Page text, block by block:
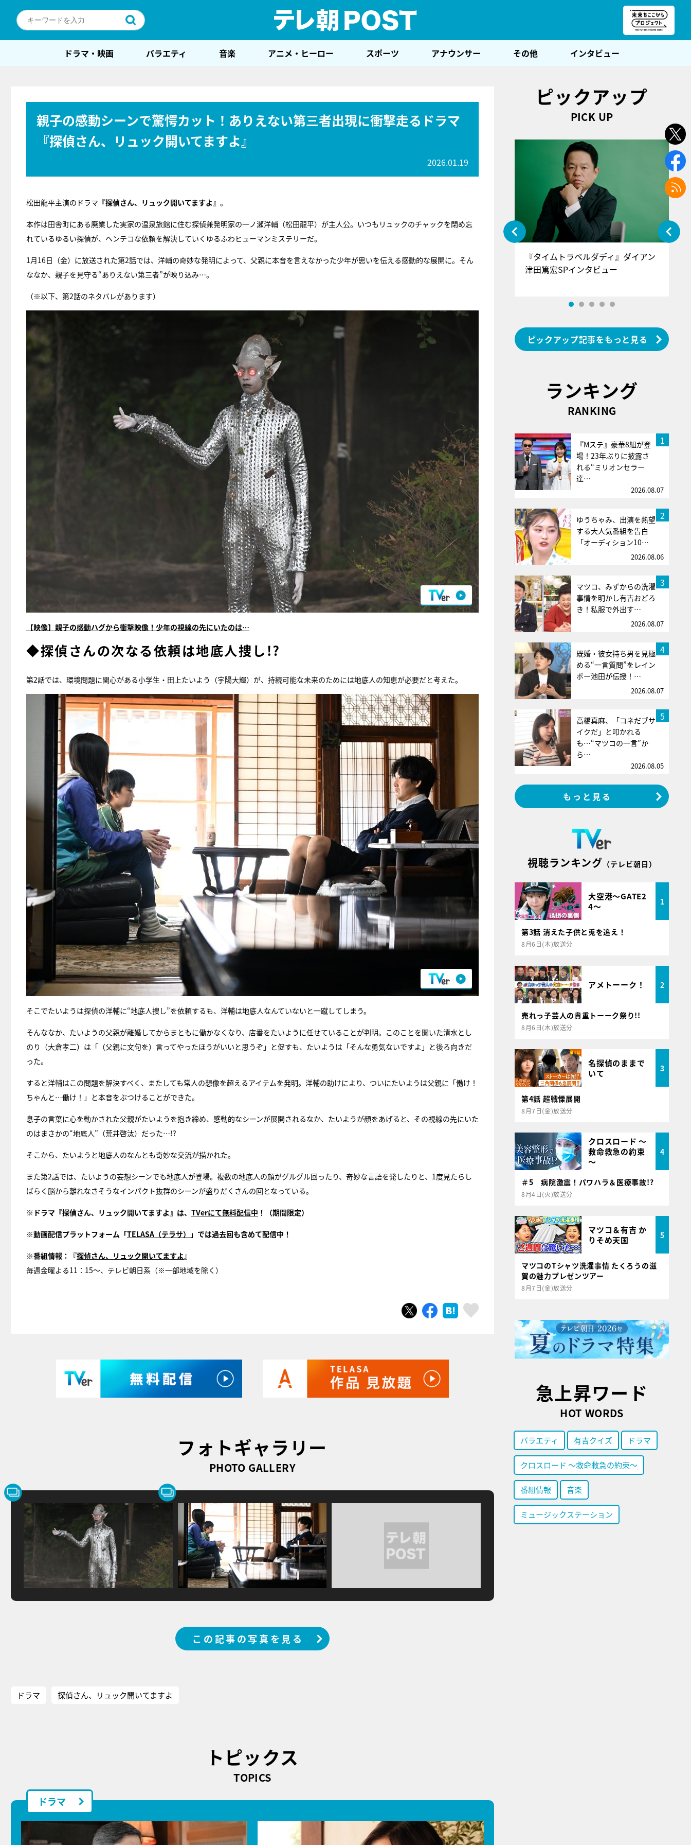
ドラマ・映画 バラエティ 音楽 アニメ・ヒーロー スポーツ アナウンサー その他 インタビュー
親子の感動シーンで驚愕カット！ありえない第三者出現に衝撃走るドラマ
『探偵さん、リュック開いてますよ』
2026.01.19
松田龍平主演のドラマ『探偵さん、リュック開いてますよ』。
本作は田舎町にある廃業した実家の温泉旅館に住む探偵兼発明家の一ノ瀬洋輔（松田龍平）が主人公。いつもリュックのチャックを閉め忘
れているゆるい探偵が、ヘンテコな依頼を解決していくゆるふわヒューマンミステリーだ。
1月16日（金）に放送された第2話では、洋輔の奇妙な発明によって、父親に本音を言えなかった少年が思いを伝える感動的な展開に。そん
ななか、親子を見守る“ありえない第三者”が映り込み…。
（※以下、第2話のネタバレがあります）
【映像】親子の感動ハグから衝撃映像！少年の視線の先にいたのは…
◆探偵さんの次なる依頼は地底人捜し!?
第2話では、環境問題に関心がある小学生・田上たいよう（宇陽大輝）が、持続可能な未来のためには地底人の知恵が必要だと考えた。
そこでたいようは探偵の洋輔に“地底人捜し”を依頼するも、洋輔は地底人なんていないと一蹴してしまう。
そんななか、たいようの父親が離婚してからまともに働かなくなり、店番をたいように任せていることが判明。このことを聞いた清水とし
のり（大倉孝二）は「（父親に文句を）言ってやったほうがいいと思うぞ」と促すも、たいようは「そんな勇気ないですよ」と後ろ向きだ
った。
すると洋輔はこの問題を解決すべく、またしても常人の想像を超えるアイテムを発明。洋輔の助けにより、ついにたいようは父親に「働け！
ちゃんと…働け！」と本音をぶつけることができた。
息子の言葉に心を動かされた父親がたいようを抱き締め、感動的なシーンが展開されるなか、たいようが顔をあげると、その視線の先にいた
のはまさかの“地底人”（荒井啓汰）だった…!?
そこから、たいようと地底人のなんとも奇妙な交流が描かれた。
また第2話では、たいようの妄想シーンでも地底人が登場。複数の地底人の顔がグルグル回ったり、奇妙な言語を発したりと、1度見たらし
ばらく脳から離れなさそうなインパクト抜群のシーンが盛りだくさんの回となっている。
※ドラマ『探偵さん、リュック開いてますよ』は、 TVerにて無料配信中 ！（期間限定）
※動画配信プラットフォーム「TELASA（テラサ） 」では過去回も含めて配信中！
※番組情報：『探偵さん、リュック開いてますよ』
毎週金曜よる11：15～、テレビ朝日系（※一部地域を除く）
ツイートシェア はてブ
フォトギャラリー
PHOTO GALLERY
この記事の写真を見る
ドラマ 探偵さん、リュック開いてますよ
トピックス
TOPICS
ドラマ
ピックアップ
PICK UP
『アイ＝ラブ！げーみんぐ』＝LOV
『タイムトラベルダディ』ダイアン
津田篤宏SPインタビュー
ピックアップ記事をもっと見る
ランキング
RANKING
1
『Mステ』豪華8組が登
場！23年ぶりに披露さ
れる“ミリオンセラー
達…
2026.08.07
2
ゆうちゃみ、出演を熱望
する大人気番組を告白
「オーディション10…
2026.08.06
3
マツコ、みずからの洗濯
事情を明かし有吉おどろ
き！私服で外出す…
2026.08.07
4
既婚・彼女持ち男を見極
める“一言質問”をレイン
ボー池田が伝授！…
2026.08.07
5
高橋真麻、「コネだブサ
イクだ」と叩かれる
も…“マツコの一言”か
ら…
2026.08.05
もっと見る
視聴ランキング （テレビ朝日）
大空港～GATE2
4～
1
第3話 消えた子供と兎を追え！
8月6日(木)放送分
アメトーーク！ 2
売れっ子芸人の貴重トーーク祭り!!
8月6日(木)放送分
名探偵のままで
いて
3
第4話 超戦慄展開
8月7日(金)放送分
クロスロード ～
救命救急の約束
～
4
＃5 病院激震！パワハラ＆医療事故!?
8月4日(火)放送分
マツコ＆有吉 か
りそめ天国
5
マツコのTシャツ洗濯事情 たくろうの滋
賀の魅力プレゼンツアー
8月7日(金)放送分
急上昇ワード
HOT WORDS
バラエティ 有吉クイズ ドラマ
クロスロード ～救命救急の約束～
番組情報 音楽
ミュージックステーション